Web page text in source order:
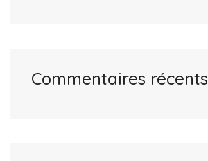
Commentaires récents